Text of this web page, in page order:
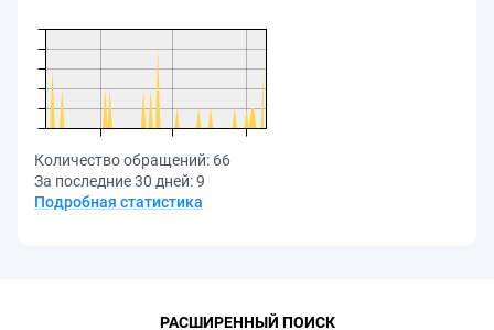
Количество обращений: 66
За последние 30 дней:9
Подробная статистика
РАСШИРЕННЫЙ ПОИСК